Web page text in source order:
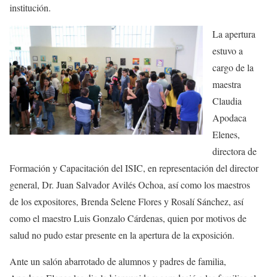
institución.
La apertura
estuvo a
cargo de la
maestra
Claudia
Apodaca
Elenes,
directora de
Formación y Capacitación del ISIC, en representación del director
general, Dr. Juan Salvador Avilés Ochoa, así como los maestros
de los expositores, Brenda Selene Flores yRosalíSánchez, así
comoel maestro Luis Gonzalo Cárdenas, quien por motivos de
salud no pudo estar presente en la apertura de la exposición.
Ante un salón abarrotado de alumnos y padres de familia,